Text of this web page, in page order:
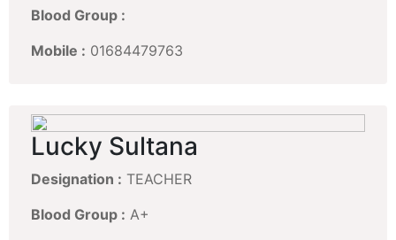
Blood Group :
Mobile : 01684479763
Lucky Sultana
Designation : TEACHER
Blood Group : A+